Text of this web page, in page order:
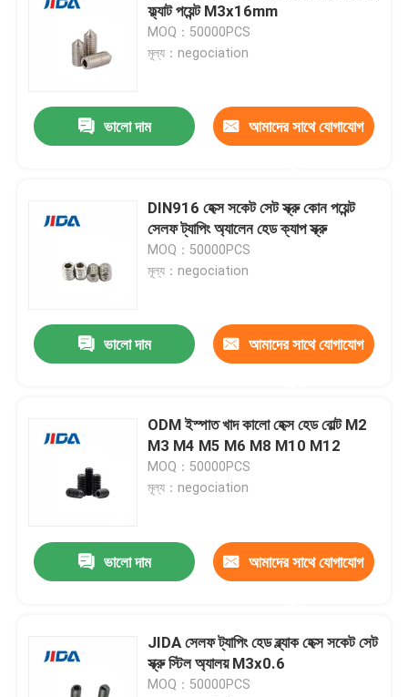
ফ্ল্যাট পয়েন্ট M3x16mm
MOQ：50000PCS
মূল্য：negociation
ভালো দাম আমাদের সাথে যোগাযোগ
DIN916 হেক্স সকেট সেট স্ক্রু কোন পয়েন্ট
সেলফ ট্যাপিং অ্যালেন হেড ক্যাপ স্ক্রু
MOQ：50000PCS
মূল্য：negociation
ভালো দাম আমাদের সাথে যোগাযোগ
ODM ইস্পাত খাদ কালো হেক্স হেড বোল্ট M2
M3 M4 M5 M6 M8 M10 M12
MOQ：50000PCS
মূল্য：negociation
ভালো দাম আমাদের সাথে যোগাযোগ
JIDA সেলফ ট্যাপিং হেড ব্ল্যাক হেক্স সকেট সেট
স্ক্রু স্টিল অ্যালয় M3x0.6
MOQ：50000PCS